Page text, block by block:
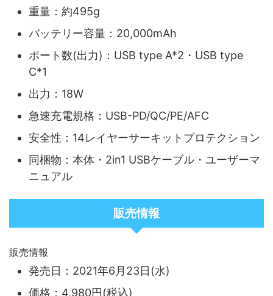
重量：約495g
バッテリー容量：20,000mAh
ポート数(出力)：USB type A*2・USB type
C*1
出力：18W
急速充電規格：USB-PD/QC/PE/AFC
安全性：14レイヤーサーキットプロテクション
同梱物：本体・2in1 USBケーブル・ユーザーマ
ニュアル
販売情報
販売情報
発売日：2021年6月23日(水)
価格：4,980円(税込)